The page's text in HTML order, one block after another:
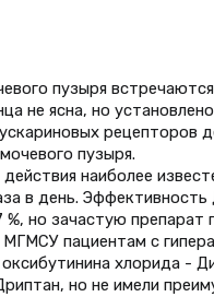
пузыря
не ясна, но
рецепторов
пузыря.
наиболее
в день. Эффективность
но зачастую препарат
пациентам с
хлорида -
но не имели